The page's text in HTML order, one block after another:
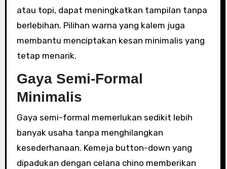
atau topi, dapat meningkatkan tampilan tanpa
berlebihan. Pilihan warna yang kalem juga
membantu menciptakan kesan minimalis yang
tetap menarik.
Gaya Semi-Formal
Minimalis
Gaya semi-formal memerlukan sedikit lebih
banyak usaha tanpa menghilangkan
kesederhanaan. Kemeja button-down yang
dipadukan dengan celana chino memberikan